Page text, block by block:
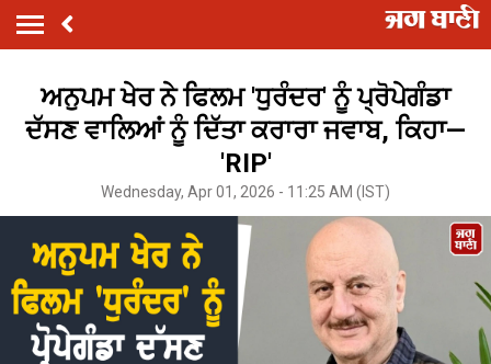
ਅਨੁਪਮ ਖੇਰ ਨੇ ਫਿਲਮ 'ਧੁਰੰਦਰ' ਨੂੰ ਪ੍ਰੋਪੇਗੰਡਾ
ਦੱਸਣ ਵਾਲਿਆਂ ਨੂੰ ਦਿੱਤਾ ਕਰਾਰਾ ਜਵਾਬ, ਕਿਹਾ—
'RIP'
Wednesday, Apr 01, 2026 - 11:25 AM (IST)